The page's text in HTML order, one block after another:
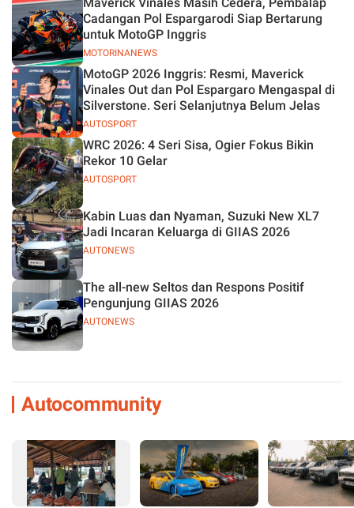
Jelas
MOTORINANEWS
Cadangan Pol Espargarodi Siap Bertarung
untuk MotoGP Inggris
AUTOSPORT
MotoGP 2026 Inggris: Resmi, Maverick
Vinales Out dan Pol Espargaro Mengaspal di
Silverstone. Seri Selanjutnya Belum Jelas
AUTOSPORT
WRC 2026: 4 Seri Sisa, Ogier Fokus Bikin
Rekor 10 Gelar
AUTONEWS
Kabin Luas dan Nyaman, Suzuki New XL7
Jadi Incaran Keluarga di GIIAS 2026
AUTONEWS
The all-new Seltos dan Respons Positif
Pengunjung GIIAS 2026
Autocommunity